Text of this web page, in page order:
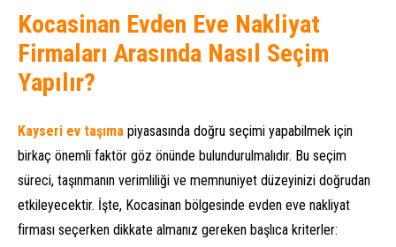
Kocasinan Evden Eve Nakliyat
Firmaları Arasında Nasıl Seçim
Yapılır?
Kayseri ev taşıma piyasasında doğru seçimi yapabilmek için
birkaç önemli faktör göz önünde bulundurulmalıdır. Bu seçim
süreci, taşınmanın verimliliği ve memnuniyet düzeyinizi doğrudan
etkileyecektir. İşte, Kocasinan bölgesinde evden eve nakliyat
firması seçerken dikkate almanız gereken başlıca kriterler: